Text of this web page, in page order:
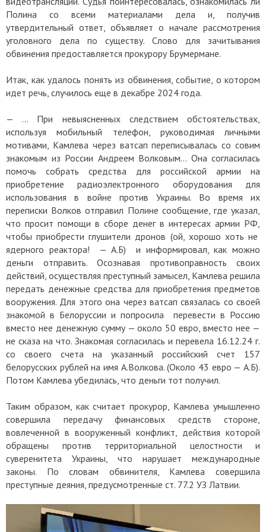
Полина со всеми материалами дела и, получив
утвердительный ответ, объявляет о начале рассмотрения
уголовного дела по существу. Слово для зачитывания
обвинения предоставляется прокурору Брумермане.
Итак, как удалось понять из обвинения, событие, о котором
идет речь, случилось еще в декабре 2024 года.
— … При невыясненных следствием обстоятельствах,
используя мобильный телефон, руководимая личными
мотивами, Камлева через ватсап переписывалась со совим
знакомым из России Андреем Волковым… Она согласилась
помочь собрать средства для российской армии на
приобретение радиоэлектронного оборудования для
использования в войне против Украины. Во время их
переписки Волков отправил Полине сообщение, где указал,
что просит помощи в сборе денег в интересах армии РФ,
чтобы приобрести глушители дронов (ой, хорошо хоть не
ядерного реактора! — А.Б) и информировал, как можно
деньги отправить. Осознавая противоправность своих
действий, осуществляя преступный замысел, Камлева решила
передать денежные средства для приобретения предметов
вооружения. Для этого она через ватсап связалась со своей
знакомой в Белоруссии и попросила перевести в Россию
вместо нее денежную сумму — около 50 евро, вместо нее —
не сказа на что. Знакомая согласилась и перевела 16.12.24 г.
со своего счета на указанный российский счет 157
белорусских рублей на имя А.Волкова. (Около 43 евро — А.Б).
Потом Камлева убедилась, что деньги тот получил.
Таким образом, как считает прокурор, Камлева умышленно
совершила передачу финансовых средств стороне,
вовлеченной в вооруженный конфликт, действия которой
обращены против территориальной целостности и
суверенитета Украины, что нарушает международные
законы. По словам обвинителя, Камлева совершила
преступные деяния, предусмотренные ст. 77.2 УЗ Латвии.